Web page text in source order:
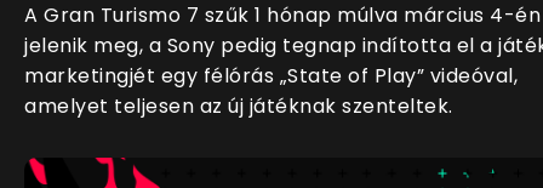
A Gran Turismo 7 szűk 1 hónap múlva március 4-én
jelenik meg, a Sony pedig tegnap indította el a
marketingjét egy félórás „State of Play” videóval,
amelyet teljesen az új játéknak szenteltek.